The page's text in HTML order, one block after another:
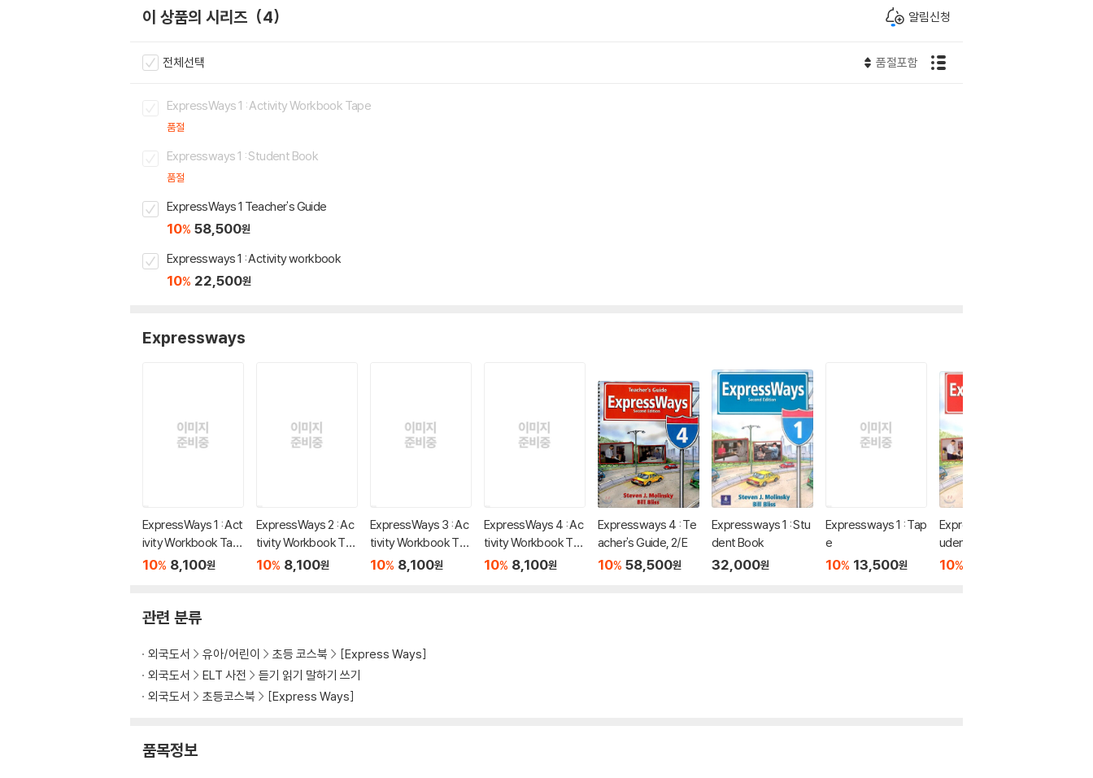
이 상품의 시리즈 4 알림신청
전체선택 품절포함
ExpressWays 1 : Activity Workbook Tape
품절
Expressways 1 : Student Book
품절
ExpressWays 1 Teacher's Guide
10% 58,500원
Expressways 1 : Activity workbook
10% 22,500원
Expressways
ExpressWays 1 : Act
ivity Workbook Tap
e
10% 8,100원
ExpressWays 2 : Ac
tivity Workbook Tap
e
10% 8,100원
ExpressWays 3 : Ac
tivity Workbook Tap
e
10% 8,100원
ExpressWays 4 : Ac
tivity Workbook Tap
e
10% 8,100원
Expressways 4 : Te
acher's Guide, 2/E
10% 58,500원
Expressways 1 : Stu
dent Book
32,000원
Expressways 1 : Tap
e
10% 13,500원
Expressways 4 : St
udent Book
10%
관련 분류
외국도서 유아/어린이 초등 코스북
[Express Ways]
외국도서
ELT 사전
듣기 읽기 말하기 쓰기
외국도서
초등코스북 [Express Ways]
품목정보